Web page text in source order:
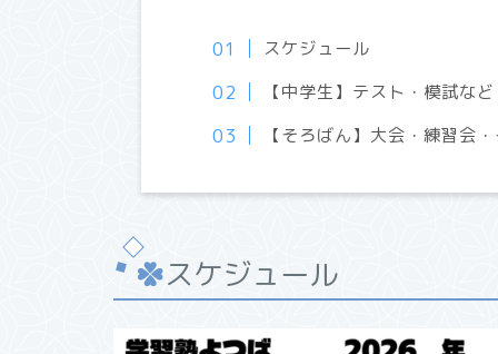
スケジュール
【中学生】テスト・模試など
【そろばん】大会・練習会
スケジュール